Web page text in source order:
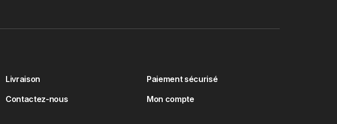
Livraison
Paiement sécurisé
Contactez-nous
Mon compte